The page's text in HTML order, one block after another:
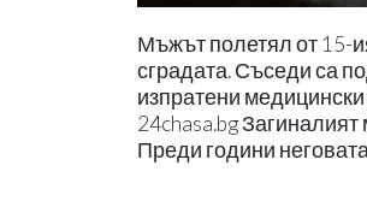
Мъжът полетял от 15-
сградата. Съседи са
изпратени
24chasa.bg
Преди години